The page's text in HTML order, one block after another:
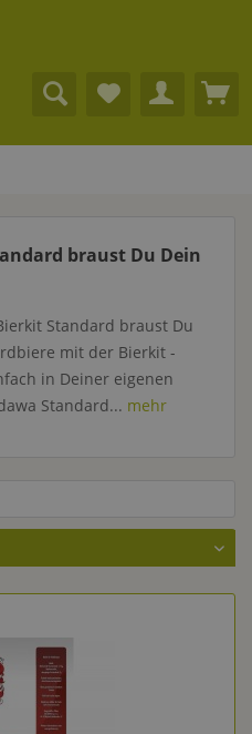
braust Du Dein
Standard braust Du
mit der Bierkit -
in Deiner eigenen
Standard... mehr